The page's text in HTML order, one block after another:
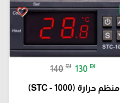
favorite_border
140 ₪ 130 ₪
منظم حرارة (STC - 1000)